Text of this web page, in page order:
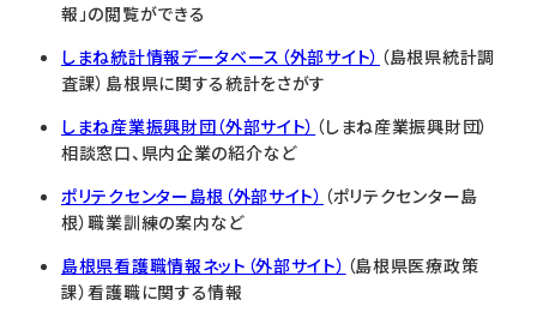
報」の閲覧ができる
しまね統計情報データベース（外部サイト） （島根県統計調
査課）島根県に関する統計をさがす
しまね産業振興財団（外部サイト） （しまね産業振興財団）
相談窓口、県内企業の紹介など
ポリテクセンター島根（外部サイト） （ポリテクセンター島
根）職業訓練の案内など
島根県看護職情報ネット（外部サイト） （島根県医療政策
課）看護職に関する情報